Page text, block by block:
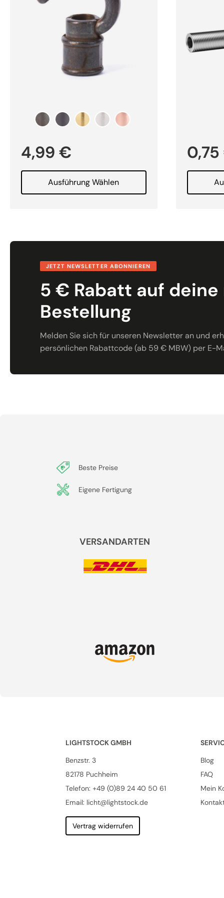
4,99 €
Ausführung Wählen
0,75
JETZT NEWSLETTER ABONNIEREN
5 € Rabatt auf
Bestellung
Melden Sie sich für unseren Newsletter an und
persönlichen Rabattcode (ab 59 € MBW) per E-
Beste Preise
Eigene Fertigung
VERSANDARTEN
LIGHTSTOCK GMBH
Benzstr. 3
82178 Puchheim
Telefon: +49 (0)89 24 40 50 61
Email: licht@lightstock.de
Vertrag widerrufen
Blog
FAQ
Mein